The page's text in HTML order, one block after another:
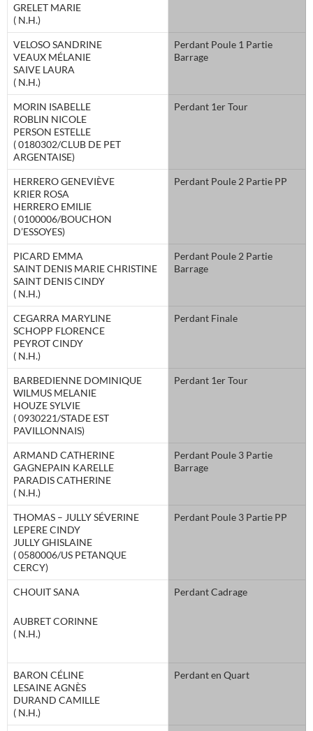
GRELET MARIE
( N.H.)
VELOSO SANDRINE
VEAUX MÉLANIE
SAIVE LAURA
( N.H.)
Perdant Poule 1 Partie
Barrage
MORIN ISABELLE
ROBLIN NICOLE
PERSON ESTELLE
( 0180302/CLUB DE PET
ARGENTAISE)
Perdant 1er Tour
HERRERO GENEVIÈVE
KRIER ROSA
HERRERO EMILIE
( 0100006/BOUCHON
D’ESSOYES)
Perdant Poule 2 Partie PP
PICARD EMMA
SAINT DENIS MARIE CHRISTINE
SAINT DENIS CINDY
( N.H.)
Perdant Poule 2 Partie
Barrage
CEGARRA MARYLINE
SCHOPP FLORENCE
PEYROT CINDY
( N.H.)
Perdant Finale
BARBEDIENNE DOMINIQUE
WILMUS MELANIE
HOUZE SYLVIE
( 0930221/STADE EST
PAVILLONNAIS)
Perdant 1er Tour
ARMAND CATHERINE
GAGNEPAIN KARELLE
PARADIS CATHERINE
( N.H.)
Perdant Poule 3 Partie
Barrage
THOMAS – JULLY SÉVERINE
LEPERE CINDY
JULLY GHISLAINE
( 0580006/US PETANQUE
CERCY)
Perdant Poule 3 Partie PP
CHOUIT SANA
AUBRET CORINNE
( N.H.)
Perdant Cadrage
BARON CÉLINE
LESAINE AGNÈS
DURAND CAMILLE
( N.H.)
Perdant en Quart